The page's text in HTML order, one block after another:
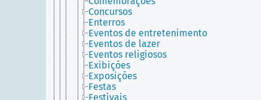
Concursos
Enterros
Eventos de entretenimento
Eventos de lazer
Eventos religiosos
Exibições
Exposições
Festas
Festivais